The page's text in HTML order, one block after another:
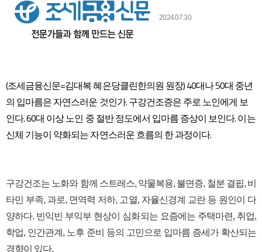
2024.07.30
​(조세금융신문=김대복 혜은당클린한의원 원장) 40대나 50대 중년
의 입마름은 자연스러운 것인가. 구강건조증은 주로 노인에게 보
인다. 60대 이상 노인 중 절반 정도에서 입마름 증상이 보인다. 이는
신체 기능이 약화되는 자연스러운 흐름의 한 과정이다.
구강건조는 노화와 함께 스트레스, 약물복용, 불면증, 철분 결핍, 비
타민 부족, 과로, 면역력 저하, 고열, 자율신경계 교란 등 원인이 다
양하다. 빈익빈 부익부 현상이 심화되는 요즘에는 주택마련, 취업,
학업, 인간관계, 노후 준비 등의 고민으로 입마름 증세가 확산되는
경향이 있다.